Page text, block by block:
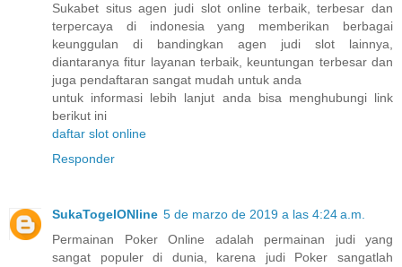
Sukabet situs agen judi slot online terbaik, terbesar dan
terpercaya di indonesia yang memberikan berbagai
keunggulan di bandingkan agen judi slot lainnya,
diantaranya fitur layanan terbaik, keuntungan terbesar dan
juga pendaftaran sangat mudah untuk anda
untuk informasi lebih lanjut anda bisa menghubungi link
berikut ini
daftar slot online
Responder
SukaTogelONline 5 de marzo de 2019 a las 4:24 a.m.
Permainan Poker Online adalah permainan judi yang
sangat populer di dunia, karena judi Poker sangatlah